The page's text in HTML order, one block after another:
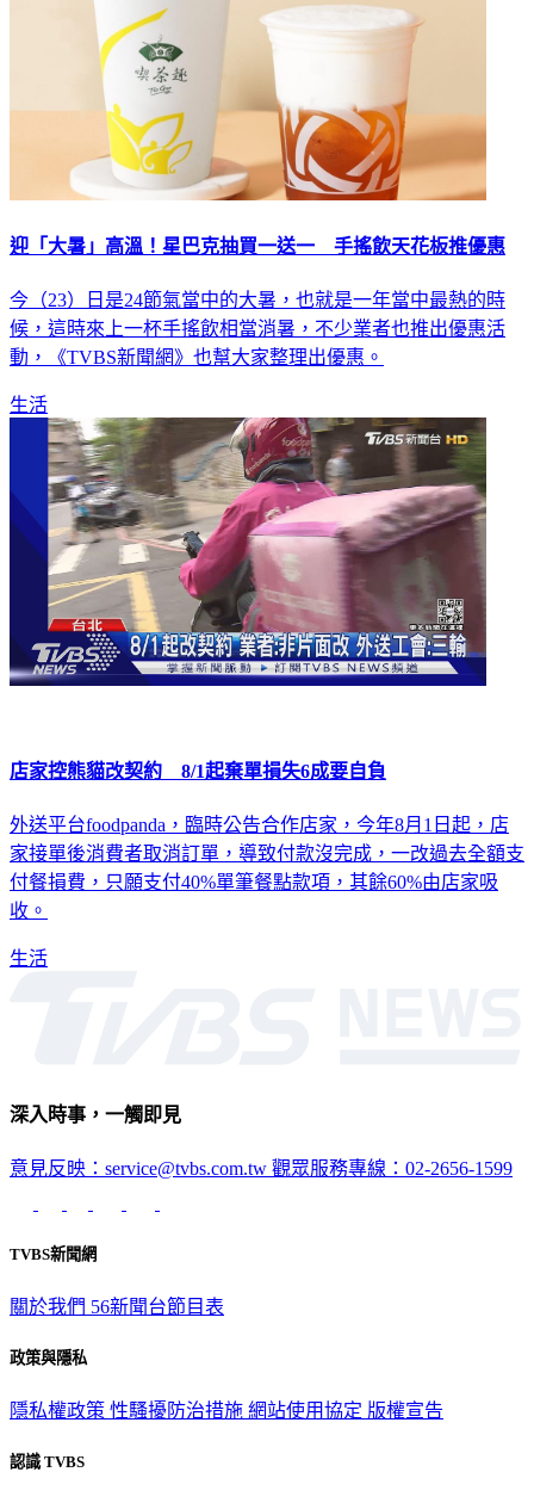
迎「大暑」高溫！星巴克抽買一送一 手搖飲天花板推優惠
今（23）日是24節氣當中的大暑，也就是一年當中最熱的時
候，這時來上一杯手搖飲相當消暑，不少業者也推出優惠活
動，《TVBS新聞網》也幫大家整理出優惠。
生活
店家控熊貓改契約 8/1起棄單損失6成要自負
外送平台foodpanda，臨時公告合作店家，今年8月1日起，店
家接單後消費者取消訂單，導致付款沒完成，一改過去全額支
付餐損費，只願支付40%單筆餐點款項，其餘60%由店家吸
收。
生活
深入時事，一觸即見
意見反映：service@tvbs.com.tw 觀眾服務專線：02-2656-1599
TVBS新聞網
關於我們 56新聞台節目表
政策與隱私
隱私權政策 性騷擾防治措施 網站使用協定 版權宣告
認識 TVBS